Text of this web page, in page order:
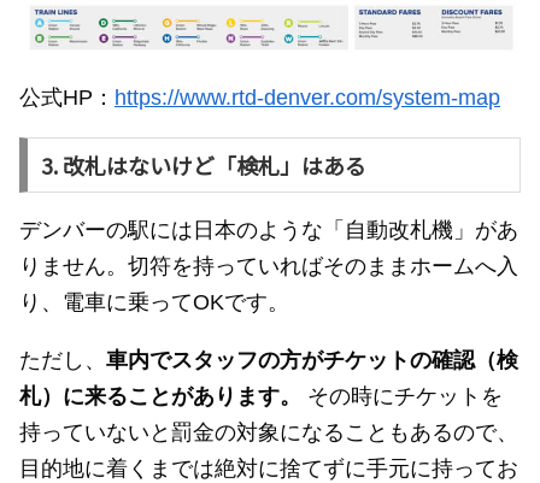
公式HP： https://www.rtd-denver.com/system-map
3. 改札はないけど「検札」はある
デンバーの駅には日本のような「自動改札機」があ
りません。切符を持っていればそのままホームへ入
り、電車に乗ってOKです。
ただし、 車内でスタッフの方がチケットの確認（検
札）に来ることがあります。
その時にチケットを
持っていないと罰金の対象になることもあるので、
目的地に着くまでは絶対に捨てずに手元に持ってお